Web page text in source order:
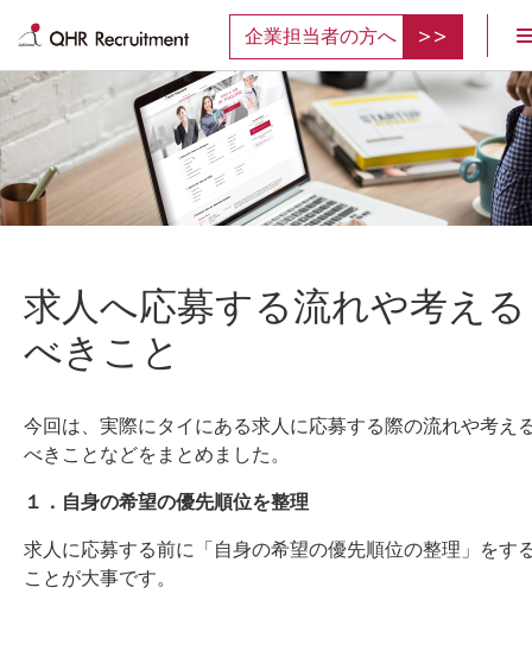
企業担当者の方へ
求人へ応募する流れや考える
べきこと
今回は、実際にタイにある求人に応募する際の流れや考え
べきことなどをまとめました。
１．自身の希望の優先順位を整理
求人に応募する前に「自身の希望の優先順位の整理」をす
ことが大事です。